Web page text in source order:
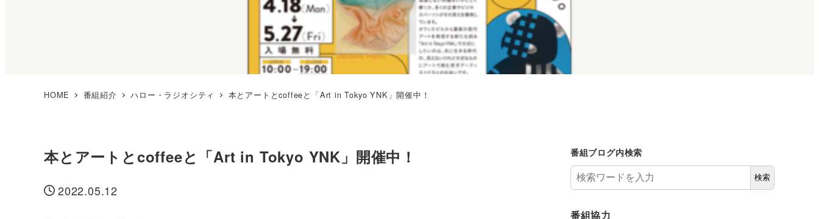
HOME 番組紹介 ハロー・ラジオシティ 本とアートとcoffeeと「Art in Tokyo YNK」開催中！
本とアートとcoffeeと「Art in Tokyo YNK」開催中！
投稿日
2022.05.12
番組ブログ内検索
検索
番組協力